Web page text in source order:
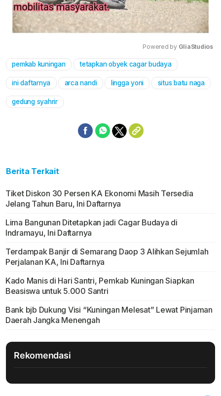
Powered by GliaStudios
pemkab kuningan tetapkan obyek cagar budaya
ini daftarnya arca nandi lingga yoni situs batu naga
gedung syahrir
Berita Terkait
Tiket Diskon 30 Persen KA Ekonomi Masih Tersedia
Jelang Tahun Baru, Ini Daftarnya
Lima Bangunan Ditetapkan jadi Cagar Budaya di
Indramayu, Ini Daftarnya
Terdampak Banjir di Semarang Daop 3 Alihkan Sejumlah
Perjalanan KA, Ini Daftarnya
Kado Manis di Hari Santri, Pemkab Kuningan Siapkan
Beasiswa untuk 5.000 Santri
Bank bjb Dukung Visi “Kuningan Melesat” Lewat Pinjaman
Daerah Jangka Menengah
Rekomendasi